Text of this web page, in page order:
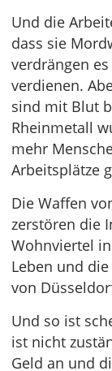
Und die
dass sie
verdrängen
verdienen.
sind mit Blut
Rheinmetall
mehr
Arbeitsplätze
Die Waffen
zerstören die
Wohnviertel
Leben und
von
Und so ist
ist nicht
Geld an und